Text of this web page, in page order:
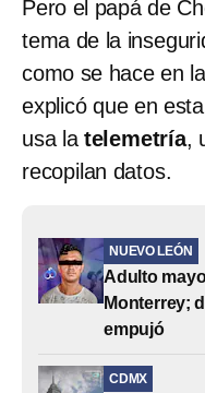
Pero el papá de
tema de la
como se hace en
explicó que en
usa la telemetría,
recopilan datos.
NUEVO LEÓN
Adulto
Monterrey;
empujó
CDMX